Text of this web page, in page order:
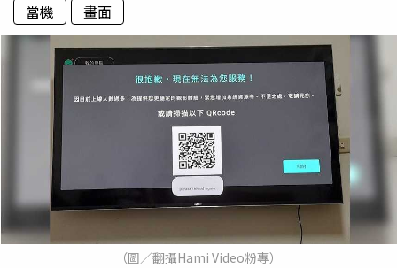
當機
畫面
（圖／翻攝Hami Video粉專）